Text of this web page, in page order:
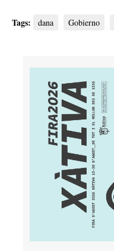
Tags: dana Gobierno